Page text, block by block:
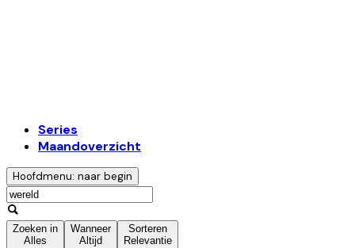
Series
Maandoverzicht
Hoofdmenu: naar begin
Zoeken in
Alles
Wanneer
Altijd
Sorteren
Relevantie